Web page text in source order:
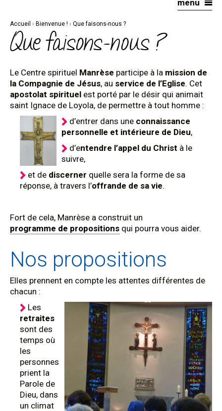
navigation
menu
Accueil › Bienvenue ! › Que faisons-nous ?
Que faisons-nous ?
Le Centre spirituel Manrèse participe à la mission de
la Compagnie de Jésus, au service de l’Eglise. Cet
apostolat spirituel est porté par le désir qui animait
saint Ignace de Loyola, de permettre à tout homme :
d’entrer dans une connaissance
personnelle et intérieure de Dieu,
d’entendre l’appel du Christ à le
suivre,
et de discerner quelle sera la forme de sa
réponse, à travers l’offrande de sa vie.
Fort de cela, Manrèse a construit un
programme de propositions qui pourra vous aider.
Nos propositions
Elles prennent en compte les attentes différentes de
chacun :
Les
retraites
sont des
temps où
les
personnes
prient la
Parole de
Dieu, dans
un climat